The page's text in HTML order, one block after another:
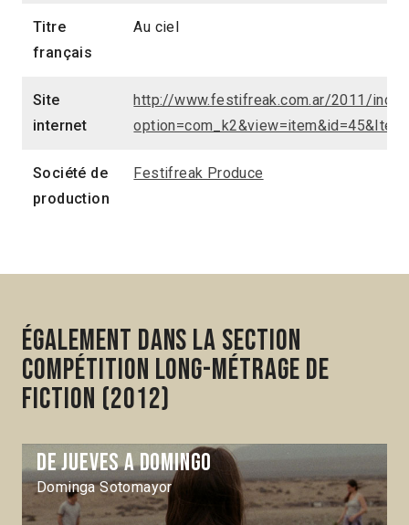
Titre
français
Au ciel
Site
internet
http://www.festifreak.com.ar/2011/
Société de
production
Festifreak Produce
Également dans la section
Compétition Long-métrage de
fiction (2012)
De jueves a domingo
Dominga Sotomayor